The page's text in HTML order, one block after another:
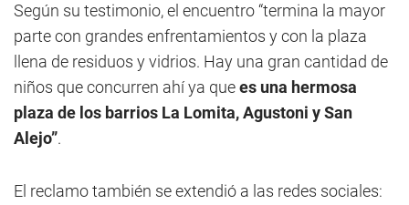
Según su testimonio, el encuentro “termina la mayor
parte con grandes enfrentamientos y con la plaza
llena de residuos y vidrios. Hay una gran cantidad de
niños que concurren ahí ya quees una hermosa
plaza de los barrios La Lomita, Agustoni y San
Alejo”.
El reclamo también se extendió a las redes sociales: